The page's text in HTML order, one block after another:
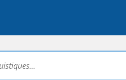
Rechercher dans tout le site